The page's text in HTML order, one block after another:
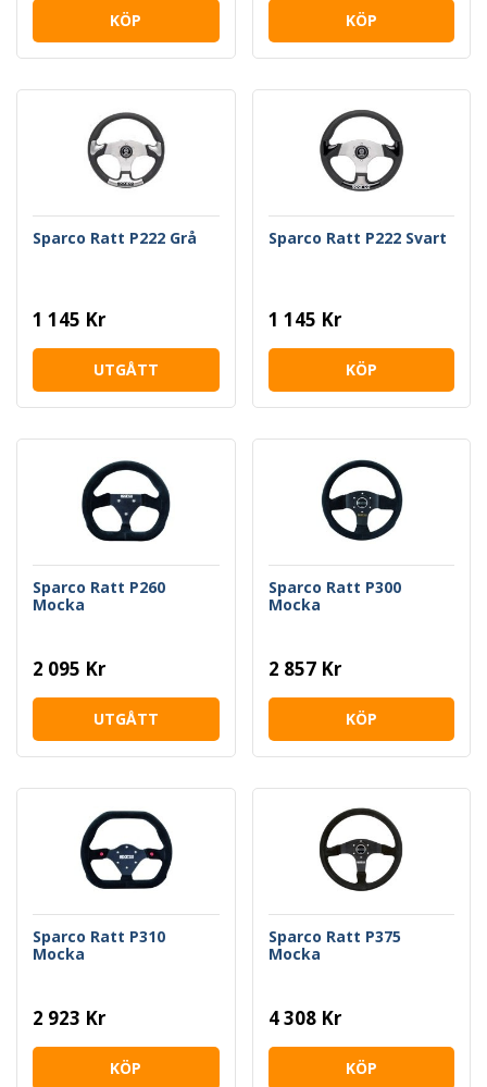
KÖP KÖP
Sparco Ratt P222 Grå
1 145 Kr
UTGÅTT
Sparco Ratt P222 Svart
1 145 Kr
KÖP
Sparco Ratt P260
Mocka
2 095 Kr
UTGÅTT
Sparco Ratt P300
Mocka
2 857 Kr
KÖP
Sparco Ratt P310
Mocka
2 923 Kr
KÖP
Sparco Ratt P375
Mocka
4 308 Kr
KÖP